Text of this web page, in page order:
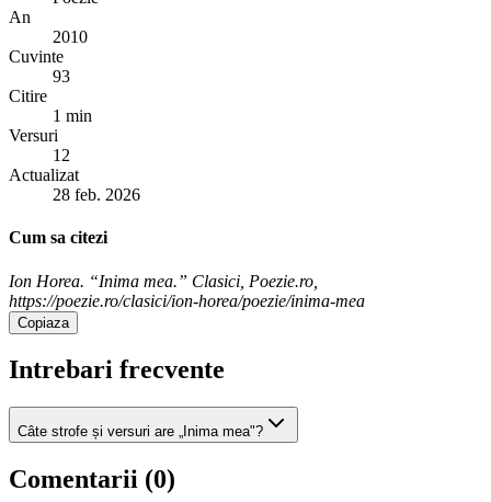
An
2010
Cuvinte
93
Citire
1 min
Versuri
12
Actualizat
28 feb. 2026
Cum sa citezi
Ion Horea. “Inima mea.” Clasici, Poezie.ro,
https://poezie.ro/clasici/ion-horea/poezie/inima-mea
Copiaza
Intrebari frecvente
Câte strofe și versuri are „Inima mea"?
Comentarii (0)